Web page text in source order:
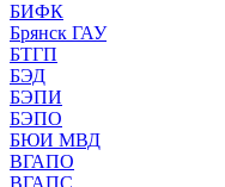
БИФК
Брянск ГАУ
БТГП
БЭД
БЭПИ
БЭПО
БЮИ МВД
ВГАПО
ВГАПС